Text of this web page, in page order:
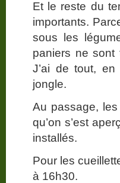
Et le reste du
importants.
sous les
paniers ne
J’ai de tout,
jongle.
Au passage,
qu’on s’est
installés.
Pour les
à 16h30.